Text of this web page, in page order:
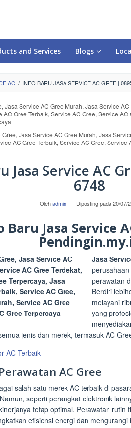
and Services Blogs
AC / INFO BARU JASA SERVICE AC GREE |
Jasa Service AC Gree Murah, Jasa
AC Gree Terbaik, Service AC Gree, Service
Jasa Service AC
6748
Olehadmin Diposting pada20/07/
Baru Jasa Service
Jasa
perawatan
Berdiri
melayani
yang
jenis dan merek, termasuk AC
AC Terbaik
AC Gree
salah satu merek AC terbaik di
seperti perangkat elektronik
tetap optimal. Perawatan rutin
efisiensi energi dan mengurangi